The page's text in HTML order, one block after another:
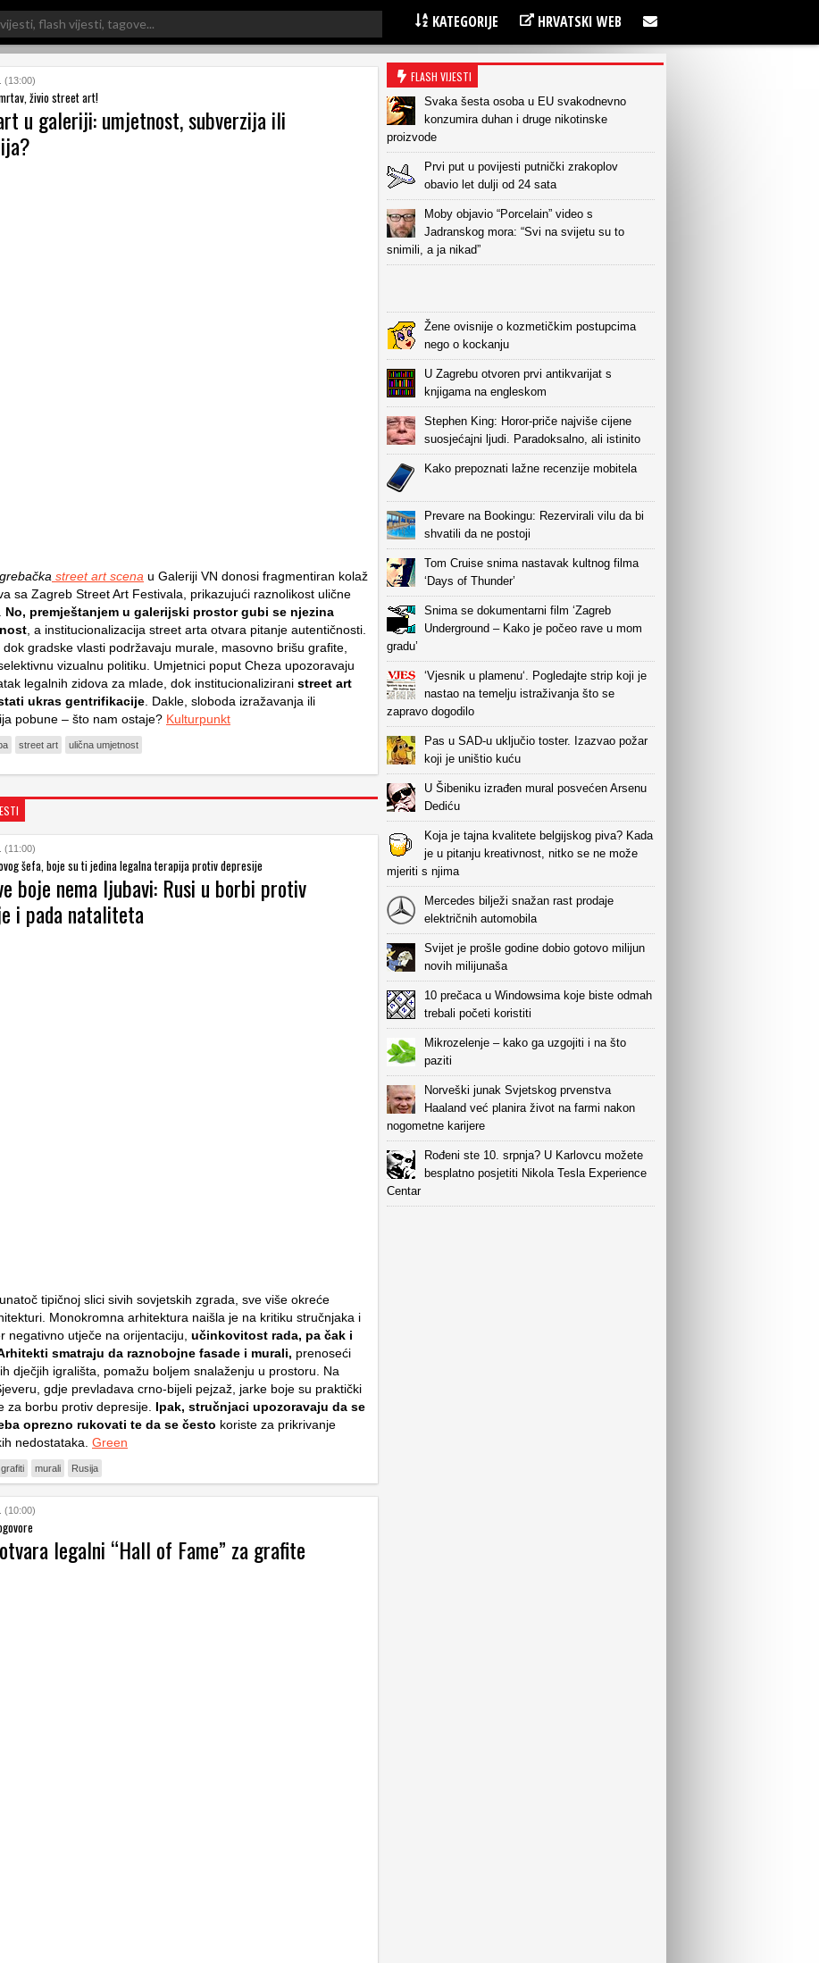
KATEGORIJE HRVATSKI WEB
(13:00)
živio street art!
u galeriji: umjetnost, subverzija ili
street art scena u Galeriji VN donosi fragmentiran kolaž
sa Zagreb Street Art Festivala, prikazujući raznolikost ulične
No, premještanjem u galerijski prostor gubi se njezina
, a institucionalizacija street arta otvara pitanje autentičnosti.
dok gradske vlasti podržavaju murale, masovno brišu grafite,
vizualnu politiku. Umjetnici poput Cheza upozoravaju
legalnih zidova za mlade, dok institucionalizirani street art
ukras gentrifikacije. Dakle, sloboda izražavanja ili
pobune – što nam ostaje? Kulturpunkt
street art ulična umjetnost
(11:00)
šefa, boje su ti jedina legalna terapija protiv depresije
boje nema ljubavi: Rusi u borbi protiv
i pada nataliteta
tipičnoj slici sivih sovjetskih zgrada, sve više okreće
Monokromna arhitektura naišla je na kritiku stručnjaka i
negativno utječe na orijentaciju, učinkovitost rada, pa čak i
smatraju da raznobojne fasade i murali, prenoseći
dječjih igrališta, pomažu boljem snalaženju u prostoru. Na
gdje prevladava crno-bijeli pejzaž, jarke boje su praktički
za borbu protiv depresije. Ipak, stručnjaci upozoravaju da se
oprezno rukovati te da se često koriste za prikrivanje
nedostataka. Green
grafiti murali Rusija
(10:00)
legalni “Hall of Fame” za grafite
FLASH VIJESTI
Svaka šesta osoba u EU svakodnevno
konzumira duhan i druge nikotinske
proizvode
Prvi put u povijesti putnički zrakoplov
obavio let dulji od 24 sata
Moby objavio “Porcelain” video s
Jadranskog mora: “Svi na svijetu su to
snimili, a ja nikad”
Žene ovisnije o kozmetičkim postupcima
nego o kockanju
U Zagrebu otvoren prvi antikvarijat s
knjigama na engleskom
Stephen King: Horor-priče najviše cijene
suosjećajni ljudi. Paradoksalno, ali istinito
Kako prepoznati lažne recenzije mobitela
Prevare na Bookingu: Rezervirali vilu da bi
shvatili da ne postoji
Tom Cruise snima nastavak kultnog filma
‘Days of Thunder’
Snima se dokumentarni film ‘Zagreb
Underground – Kako je počeo rave u mom
gradu’
‘Vjesnik u plamenu‘. Pogledajte strip koji je
nastao na temelju istraživanja što se
zapravo dogodilo
Pas u SAD-u uključio toster. Izazvao požar
koji je uništio kuću
U Šibeniku izrađen mural posvećen Arsenu
Dediću
Koja je tajna kvalitete belgijskog piva? Kada
je u pitanju kreativnost, nitko se ne može
mjeriti s njima
Mercedes bilježi snažan rast prodaje
električnih automobila
Svijet je prošle godine dobio gotovo milijun
novih milijunaša
10 prečaca u Windowsima koje biste odmah
trebali početi koristiti
Mikrozelenje – kako ga uzgojiti i na što
paziti
Norveški junak Svjetskog prvenstva
Haaland već planira život na farmi nakon
nogometne karijere
Rođeni ste 10. srpnja? U Karlovcu možete
besplatno posjetiti Nikola Tesla Experience
Centar